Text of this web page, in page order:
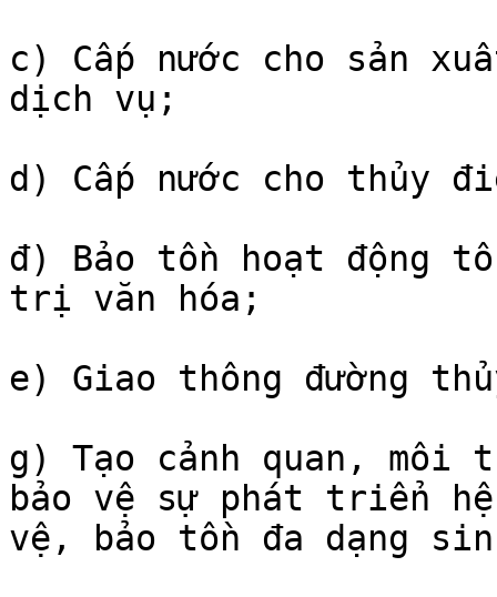
c) Cấp nước cho sản
dịch vụ;
d) Cấp nước cho thủy
đ) Bảo tồn hoạt động
trị văn hóa;
e) Giao thông đường
g) Tạo cảnh quan,
bảo vệ sự phát triển
vệ, bảo tồn đa dạng